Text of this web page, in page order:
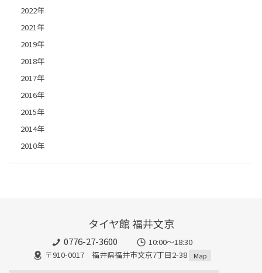
2022年
2021年
2019年
2018年
2017年
2016年
2015年
2014年
2010年
タイヤ館 福井文京
0776-27-3600
10:00～18:30
〒910-0017 福井県福井市文京7丁目2-38
Map